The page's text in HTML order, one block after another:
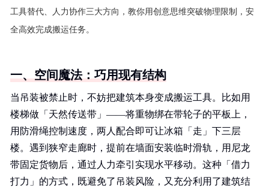
工具替代、人力协作三大方向，教你用创意思维突破物理限制，安
全高效完成搬运任务。
一、空间魔法：巧用现有结构
当吊装被禁止时，不妨把建筑本身变成搬运工具。比如用
楼梯做「天然传送带」——将重物绑在带轮子的平板上，
用防滑绳控制速度，两人配合即可让冰箱「走」下三层
楼。遇到狭窄走廊时，提前在墙面安装临时滑轨，用尼龙
带固定货物后，通过人力牵引实现水平移动。这种「借力
打力」的方式，既避免了吊装风险，又充分利用了建筑结